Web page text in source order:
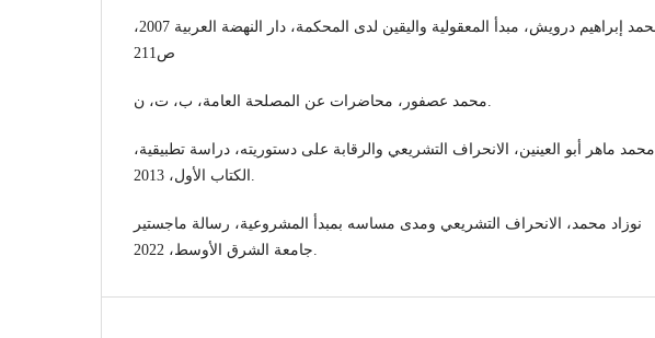
محمد إبراهيم درويش، مبدأ المعقولية واليقين لدى المحكمة، دار النهضة العربية 2007،
ص211
محمد عصفور، محاضرات عن المصلحة العامة، ب، ت، ن.
محمد ماهر أبو العينين، الانحراف التشريعي والرقابة على دستوريته، دراسة تطبيقية،
الكتاب الأول، 2013.
نوزاد محمد، الانحراف التشريعي ومدى مساسه بمبدأ المشروعية، رسالة ماجستير
جامعة الشرق الأوسط، 2022.